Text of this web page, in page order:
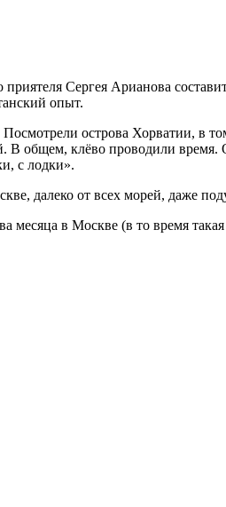
Сергея Арианова
опыт.
острова Хорватии, в
В общем, клёво проводили время.
с лодки».
далеко от всех морей, даже
месяца в Москве (в то время